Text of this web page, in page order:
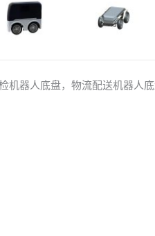
器人底盘，物流配送机器人